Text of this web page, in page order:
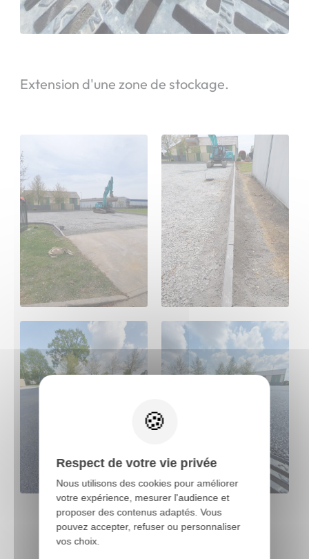
Extension d'une zone de stockage.
Respect de votre vie privée
Nous utilisons des cookies pour améliorer
votre expérience, mesurer l'audience et
proposer des contenus adaptés. Vous
pouvez accepter, refuser ou personnaliser
vos choix.